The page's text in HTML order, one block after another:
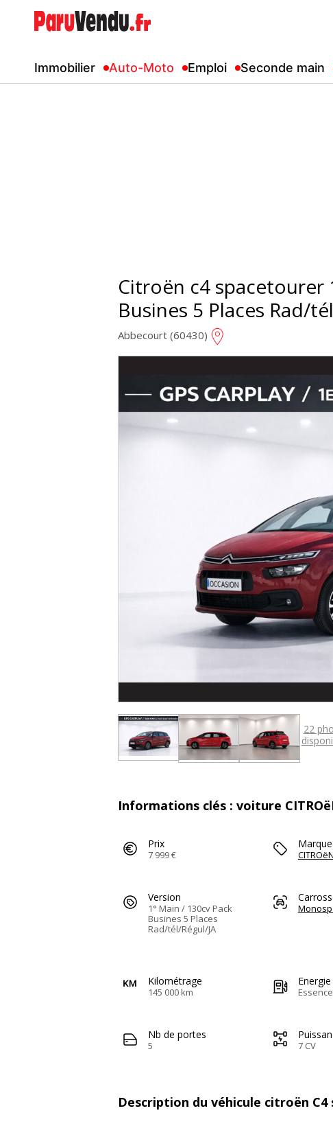
Immobilier Auto-Moto Emploi Seconde main
Citroën c4 spacetourer
Busines 5 Places Rad/
Abbecourt (60430)
22
Informations clés : voiture
Prix
7 999 €
Marque
CITROëN
Version
1° Main / 130cv Pack
Busines 5 Places
Rad/tél/Régul/JA
Kilométrage
145 000 km
Energie
Essence
Nb de portes
5 7 CV
Description du véhicule citroën